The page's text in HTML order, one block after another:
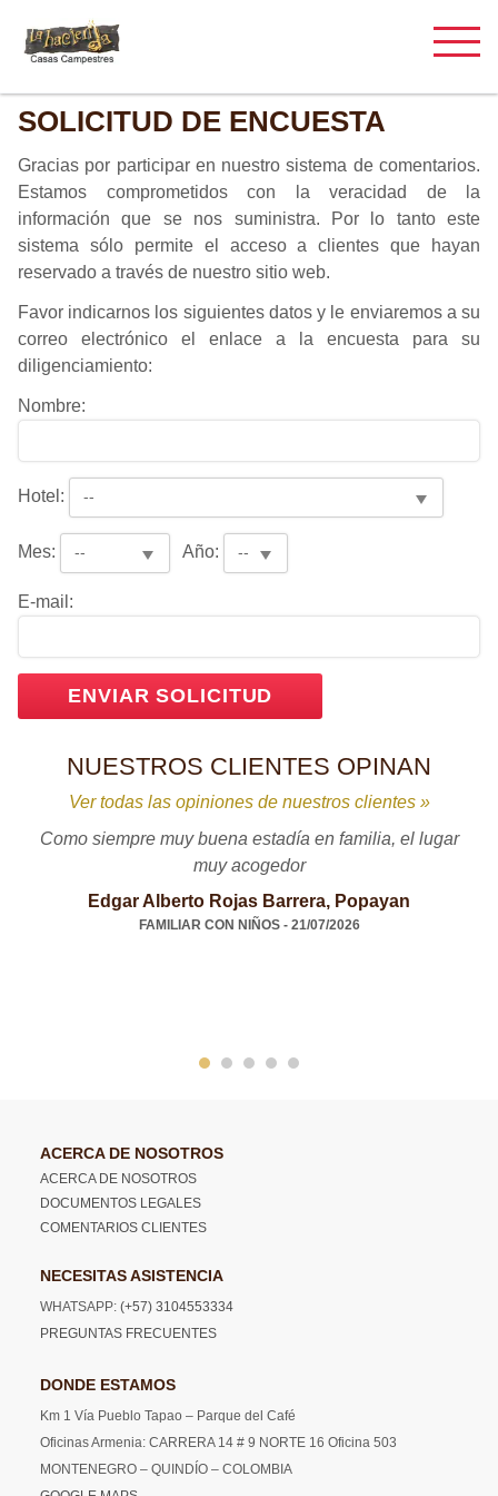
SOLICITUD DE ENCUESTA
Gracias por participar en nuestro sistema de comentarios.
Estamos comprometidos con la veracidad de la
información que se nos suministra. Por lo tanto este
sistema sólo permite el acceso a clientes que hayan
reservado a través de nuestro sitio web.
Favor indicarnos los siguientes datos y le enviaremos a su
correo electrónico el enlace a la encuesta para su
diligenciamiento:
Nombre:
Hotel:
Mes: Año:
E-mail:
NUESTROS CLIENTES OPINAN
Ver todas las opiniones de nuestros clientes »
Como siempre muy buena estadía en familia, el lugar
muy acogedor
Edgar Alberto Rojas Barrera, Popayan
FAMILIAR CON NIÑOS - 21/07/2026
ACERCA DE NOSOTROS
ACERCA DE NOSOTROS
DOCUMENTOS LEGALES
COMENTARIOS CLIENTES
NECESITAS ASISTENCIA
WHATSAPP: (+57) 3104553334
PREGUNTAS FRECUENTES
DONDE ESTAMOS
Km 1 Vía Pueblo Tapao – Parque del Café
Oficinas Armenia: CARRERA 14 # 9 NORTE 16 Oficina 503
MONTENEGRO – QUINDÍO – COLOMBIA